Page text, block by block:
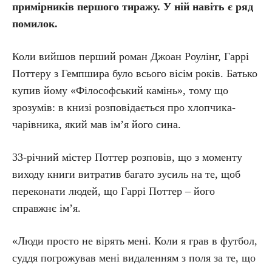
примірників першого тиражу. У ній навіть є ряд
помилок.
Коли вийшов перший роман Джоан Роулінг, Гаррі
Поттеру з Гемпшира було всього вісім років. Батько
купив йому «Філософський камінь», тому що
зрозумів: в книзі розповідається про хлопчика-
чарівника, який мав ім’я його сина.
33-річний містер Поттер розповів, що з моменту
виходу книги витратив багато зусиль на те, щоб
переконати людей, що Гаррі Поттер – його
справжнє ім’я.
«Люди просто не вірять мені. Коли я грав в футбол,
суддя погрожував мені видаленням з поля за те, що